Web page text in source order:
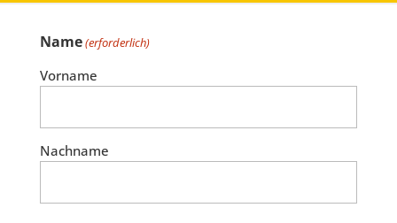
Name(erforderlich)
Vorname
Nachname